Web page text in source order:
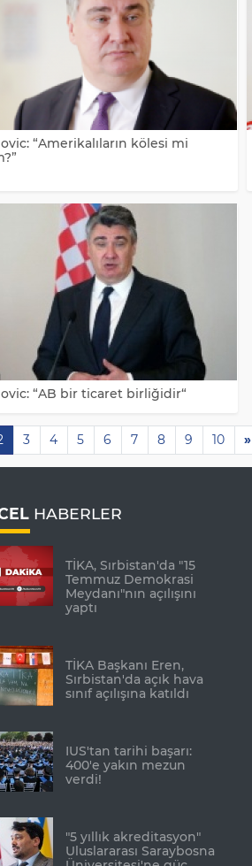
“Amerikalıların kölesi mi
“AB bir ticaret birliğidir“
3 4 5 6 7 8 9 10 »
HABERLER
TİKA, Sırbistan'da "15
Temmuz Demokrasi
Meydanı"nın açılışını
yaptı
TİKA Başkanı Eren,
Sırbistan'da açık hava
sınıf açılışına katıldı
IUS'tan tarihi başarı:
400'e yakın mezun
verdi!
"5 yıllık akreditasyon"
Uluslararası Saraybosna